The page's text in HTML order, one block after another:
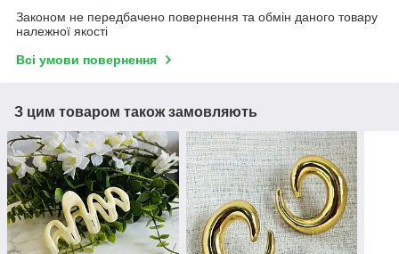
Законом не передбачено повернення та обмін даного товару
належної якості
Всі умови повернення
З цим товаром також замовляють